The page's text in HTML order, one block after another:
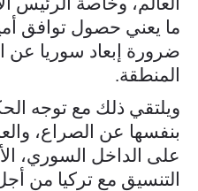
ما يعني حصول توافق
ضرورة إبعاد سوريا عن
المنطقة.
ويلتقي ذلك مع توجه
بنفسها عن الصراع،
على الداخل السوري،
التنسيق مع تركيا من